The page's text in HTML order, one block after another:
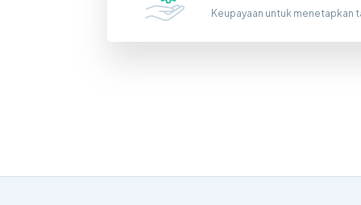
Keupayaan untuk menetapkan